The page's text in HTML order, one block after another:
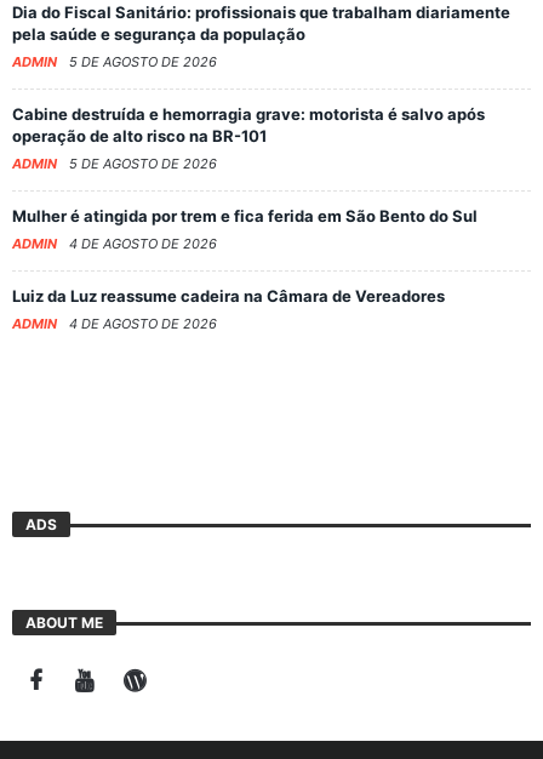
Dia do Fiscal Sanitário: profissionais que trabalham diariamente
pela saúde e segurança da população
ADMIN 5 DE AGOSTO DE 2026
Cabine destruída e hemorragia grave: motorista é salvo após
operação de alto risco na BR-101
ADMIN 5 DE AGOSTO DE 2026
Mulher é atingida por trem e fica ferida em São Bento do Sul
ADMIN 4 DE AGOSTO DE 2026
Luiz da Luz reassume cadeira na Câmara de Vereadores
ADMIN 4 DE AGOSTO DE 2026
ADS
ABOUT ME